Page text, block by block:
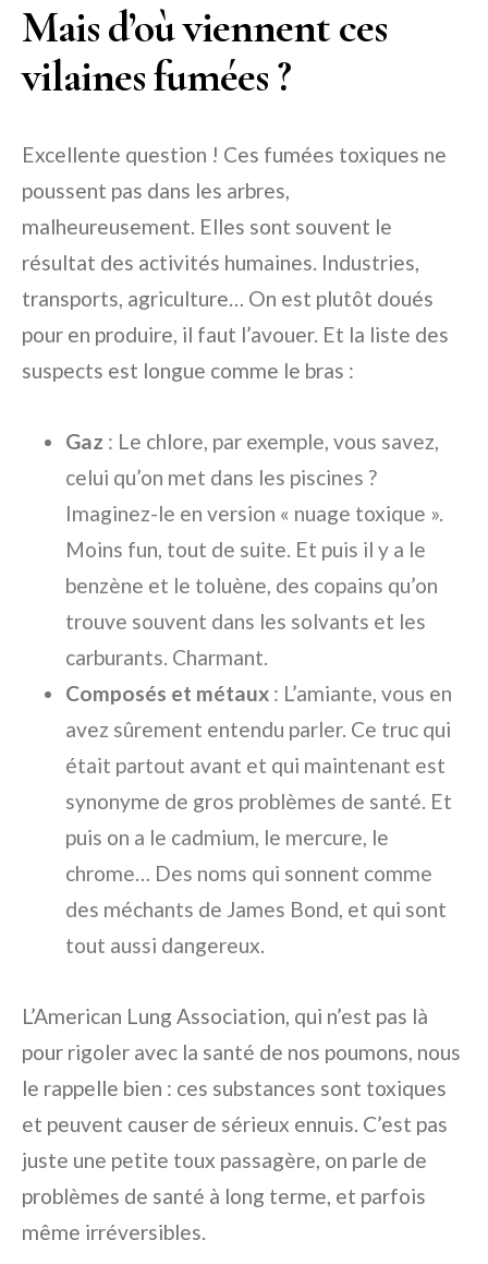
Mais d’où viennent ces
vilaines fumées ?
Excellente question ! Ces fumées toxiques ne
poussent pas dans les arbres,
malheureusement. Elles sont souvent le
résultat des activités humaines. Industries,
transports, agriculture… On est plutôt doués
pour en produire, il faut l’avouer. Et la liste des
suspects est longue comme le bras :
Gaz : Le chlore, par exemple, vous savez,
celui qu’on met dans les piscines ?
Imaginez-le en version « nuage toxique ».
Moins fun, tout de suite. Et puis il y a le
benzène et le toluène, des copains qu’on
trouve souvent dans les solvants et les
carburants. Charmant.
Composés et métaux : L’amiante, vous en
avez sûrement entendu parler. Ce truc qui
était partout avant et qui maintenant est
synonyme de gros problèmes de santé. Et
puis on a le cadmium, le mercure, le
chrome… Des noms qui sonnent comme
des méchants de James Bond, et qui sont
tout aussi dangereux.
L’American Lung Association, qui n’est pas là
pour rigoler avec la santé de nos poumons, nous
le rappelle bien : ces substances sont toxiques
et peuvent causer de sérieux ennuis. C’est pas
juste une petite toux passagère, on parle de
problèmes de santé à long terme, et parfois
même irréversibles.